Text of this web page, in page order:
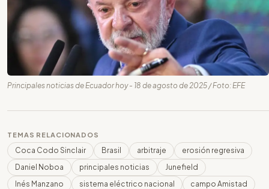
Principales noticias de Ecuador hoy - 18 de agosto de 2025 / Foto: EFE
TEMAS RELACIONADOS
Coca Codo Sinclair Brasil arbitraje
erosión regresiva
Daniel Noboa
principales noticias
Junefield
Inés Manzano
sistema eléctrico nacional
campo Amistad